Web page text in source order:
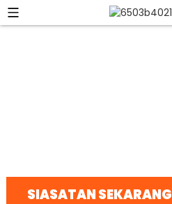
SIASATAN SEKARANG